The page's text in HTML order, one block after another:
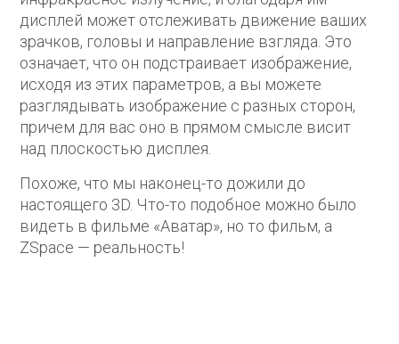
дисплей может отслеживать движение ваших
зрачков, головы и направление взгляда. Это
означает, что он подстраивает изображение,
исходя из этих параметров, а вы можете
разглядывать изображение с разных сторон,
причем для вас оно в прямом смысле висит
над плоскостью дисплея.
Похоже, что мы наконец-то дожили до
настоящего 3D. Что-то подобное можно было
видеть в фильме «Аватар», но то фильм, а
ZSpace — реальность!